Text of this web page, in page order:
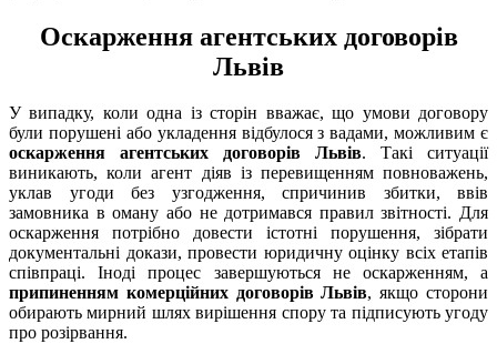
Оскарження агентських договорів
Львів
У випадку, коли одна із сторін вважає, що умови договору
були порушені або укладення відбулося з вадами, можливим є
оскарження агентських договорів Львів. Такі ситуації
виникають, коли агент діяв із перевищенням повноважень,
уклав угоди без узгодження, спричинив збитки, ввів
замовника в оману або не дотримався правил звітності. Для
оскарження потрібно довести істотні порушення, зібрати
документальні докази, провести юридичну оцінку всіх етапів
співпраці. Іноді процес завершуються не оскарженням, а
припиненням комерційних договорів Львів, якщо сторони
обирають мирний шлях вирішення спору та підписують угоду
про розірвання.